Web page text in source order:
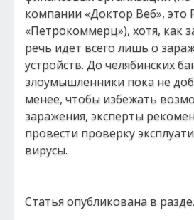
компании «Доктор Веб», это
«Петрокоммерц»), хотя, как
речь идет всего лишь о
устройств. До челябинских
злоумышленники пока не
менее, чтобы избежать
заражения, эксперты
провести проверку
вирусы.
Статья опубликована в